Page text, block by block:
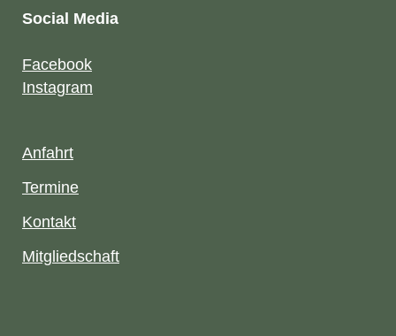
Social Media
Facebook
Instagram
Anfahrt
Termine
Kontakt
Mitgliedschaft